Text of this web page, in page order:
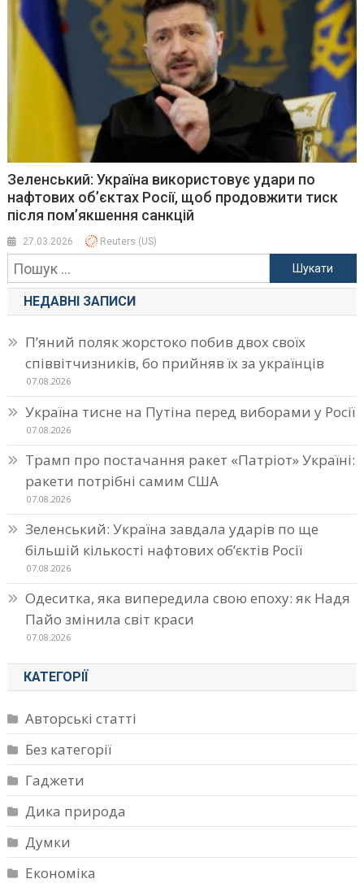
Зеленський: Україна використовує удари по
нафтових об’єктах Росії, щоб продовжити тиск
після пом’якшення санкцій
27.03.2026 Reuters (US)
Пошук:
НЕДАВНІ ЗАПИСИ
П’яний поляк жорстоко побив двох своїх
співвітчизників, бо прийняв їх за українців
07.08.2026
Україна тисне на Путіна перед виборами у Росії
07.08.2026
Трамп про постачання ракет «Патріот» Україні:
ракети потрібні самим США
07.08.2026
Зеленський: Україна завдала ударів по ще
більшій кількості нафтових об’єктів Росії
07.08.2026
Одеситка, яка випередила свою епоху: як Надя
Пайо змінила світ краси
07.08.2026
КАТЕГОРІЇ
Авторські статті
Без категорії
Гаджети
Дика природа
Думки
Економіка